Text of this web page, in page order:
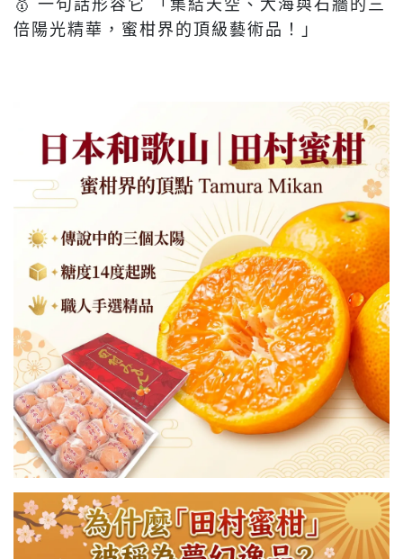
🥇 一句話形容它 「集結天空、大海與石牆的三
倍陽光精華，蜜柑界的頂級藝術品！」